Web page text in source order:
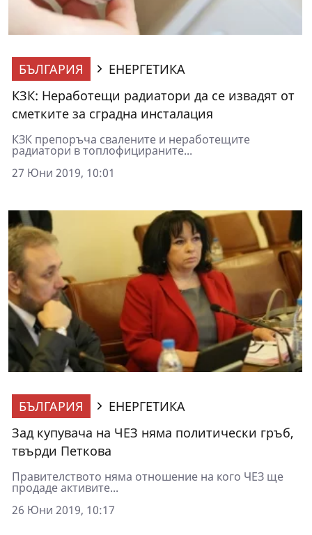
БЪЛГАРИЯ
ЕНЕРГЕТИКА
КЗК: Неработещи радиатори да се извадят от
сметките за сградна инсталация
КЗК препоръча свалените и неработещите
радиатори в топлофицираните...
27 Юни 2019, 10:01
БЪЛГАРИЯ
ЕНЕРГЕТИКА
Зад купувача на ЧЕЗ няма политически гръб,
твърди Петкова
Правителството няма отношение на кого ЧЕЗ ще
продаде активите...
26 Юни 2019, 10:17